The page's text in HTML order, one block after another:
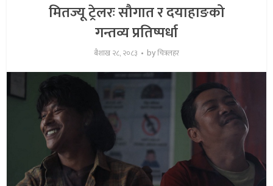
मितज्यू ट्रेलरः सौगात र दयाहाङको
गन्तव्य प्रतिष्पर्धा
बैशाख २८, २०८३ byचित्रलहर